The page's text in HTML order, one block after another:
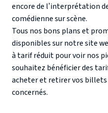
encore de l’interprétation
comédienne sur scène.
Tous nos bons plans et
disponibles sur notre site
à tarif réduit pour voir nos
souhaitez bénéficier des
acheter et retirer vos
concernés.